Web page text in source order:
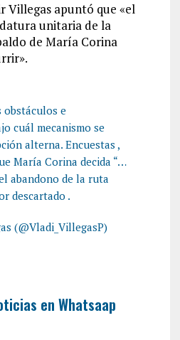
Villegas apuntó que «el
unitaria de la
de María Corina
obstáculos e
cuál mecanismo se
alterna. Encuestas ,
María Corina decida “…
abandono de la ruta
descartado .
(@Vladi_VillegasP)
en Whatsaap